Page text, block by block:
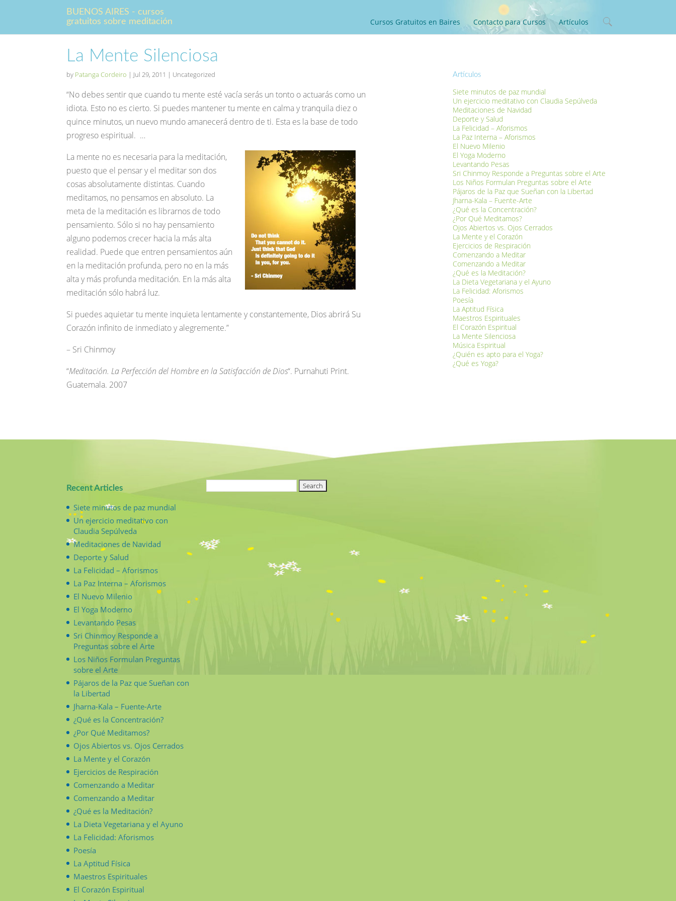
BUENOS AIRES - cursos
gratuitos sobre meditación
Cursos Gratuitos en Baires Contacto para Cursos Artículos
La Mente Silenciosa
by Patanga Cordeiro | Jul 29, 2011 | Uncategorized
“No debes sentir que cuando tu mente esté vacía serás un tonto o actuarás como un
idiota. Esto no es cierto. Si puedes mantener tu mente en calma y tranquila diez o
quince minutos, un nuevo mundo amanecerá dentro de ti. Esta es la base de todo
progreso espiritual. …
La mente no es necesaria para la meditación,
puesto que el pensar y el meditar son dos
cosas absolutamente distintas. Cuando
meditamos, no pensamos en absoluto. La
meta de la meditación es librarnos de todo
pensamiento. Sólo si no hay pensamiento
alguno podemos crecer hacia la más alta
realidad. Puede que entren pensamientos aún
en la meditación profunda, pero no en la más
alta y más profunda meditación. En la más alta
meditación sólo habrá luz.
Si puedes aquietar tu mente inquieta lentamente y constantemente, Dios abrirá Su
Corazón infinito de inmediato y alegremente.”
– Sri Chinmoy
“Meditación. La Perfección del Hombre en la Satisfacción de Dios“. Purnahuti Print.
Guatemala. 2007
Artículos
Siete minutos de paz mundial
Un ejercicio meditativo con Claudia Sepúlveda
Meditaciones de Navidad
Deporte y Salud
La Felicidad – Aforismos
La Paz Interna – Aforismos
El Nuevo Milenio
El Yoga Moderno
Levantando Pesas
Sri Chinmoy Responde a Preguntas sobre el Arte
Los Niños Formulan Preguntas sobre el Arte
Pájaros de la Paz que Sueñan con la Libertad
Jharna-Kala – Fuente-Arte
¿Qué es la Concentración?
¿Por Qué Meditamos?
Ojos Abiertos vs. Ojos Cerrados
La Mente y el Corazón
Ejercicios de Respiración
Comenzando a Meditar
Comenzando a Meditar
¿Qué es la Meditación?
La Dieta Vegetariana y el Ayuno
La Felicidad: Aforismos
Poesía
La Aptitud Física
Maestros Espirituales
El Corazón Espiritual
La Mente Silenciosa
Música Espiritual
¿Quién es apto para el Yoga?
¿Qué es Yoga?
Recent Articles
Siete minutos de paz mundial
Un ejercicio meditativo con
Claudia Sepúlveda
Meditaciones de Navidad
Deporte y Salud
La Felicidad – Aforismos
La Paz Interna – Aforismos
El Nuevo Milenio
El Yoga Moderno
Levantando Pesas
Sri Chinmoy Responde a
Preguntas sobre el Arte
Los Niños Formulan Preguntas
sobre el Arte
Pájaros de la Paz que Sueñan con
la Libertad
Jharna-Kala – Fuente-Arte
¿Qué es la Concentración?
¿Por Qué Meditamos?
Ojos Abiertos vs. Ojos Cerrados
La Mente y el Corazón
Ejercicios de Respiración
Comenzando a Meditar
Comenzando a Meditar
¿Qué es la Meditación?
La Dieta Vegetariana y el Ayuno
La Felicidad: Aforismos
Poesía
La Aptitud Física
Maestros Espirituales
El Corazón Espiritual